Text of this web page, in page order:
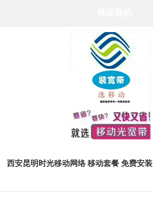
西安昆明时光移动网络 移动套餐 免费安装